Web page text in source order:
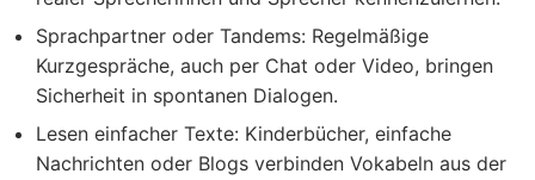
Sprachpartner oder Tandems: Regelmäßige
Kurzgespräche, auch per Chat oder Video, bringen
Sicherheit in spontanen Dialogen.
Lesen einfacher Texte: Kinderbücher, einfache
Nachrichten oder Blogs verbinden Vokabeln aus der